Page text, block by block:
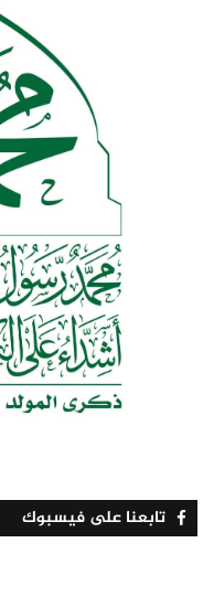
تابعنا على فيسبوك